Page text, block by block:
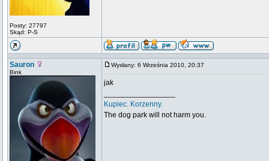
Posty: 27797
Skąd: P-S
Sauron
Bink
Wysłany: 6 Września 2010, 20:37
jak
Kupiec. Korzenny.
The dog park will not harm you.